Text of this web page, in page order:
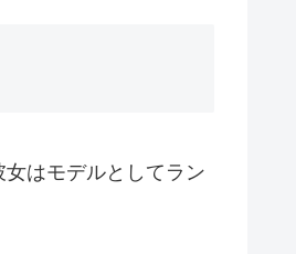
はモデルとしてラン